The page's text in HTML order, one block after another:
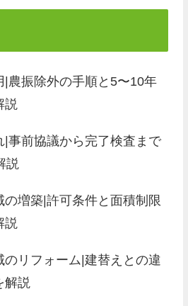
|農振除外の手順と5〜10年
説
|事前協議から完了検査まで
説
の増築|許可条件と面積制限
説
のリフォーム|建替えとの違
解説